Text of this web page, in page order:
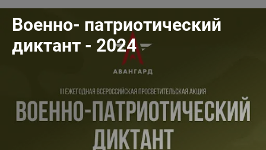
Военно- патриотический
диктант - 2024